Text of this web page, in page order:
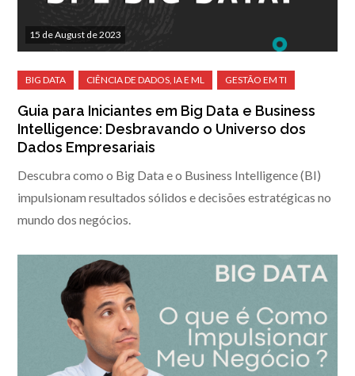
15 de August de 2023
Guia para Iniciantes em Big Data e Business
Intelligence: Desbravando o Universo dos
Dados Empresariais
Descubra como o Big Data e o Business Intelligence (BI)
impulsionam resultados sólidos e decisões estratégicas no
mundo dos negócios.